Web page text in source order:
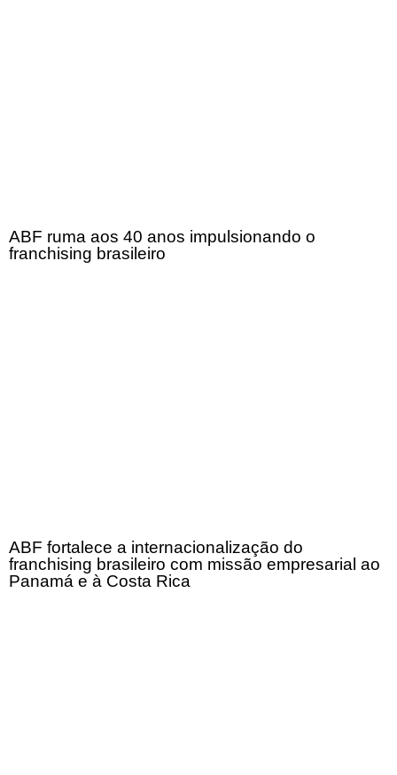
ABF ruma aos 40 anos impulsionando o
franchising brasileiro
ABF fortalece a internacionalização do
franchising brasileiro com missão empresarial ao
Panamá e à Costa Rica